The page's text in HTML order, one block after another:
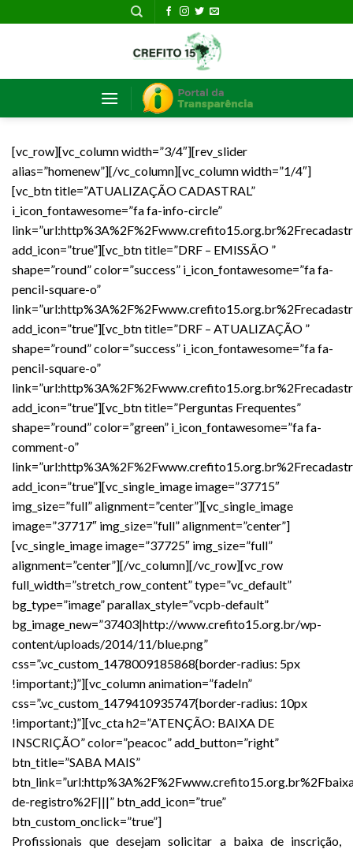
[vc_row][vc_column width=”3/4″][rev_slider
alias=”homenew”][/vc_column][vc_column width=”1/4″]
[vc_btn title=”ATUALIZAÇÃO CADASTRAL”
i_icon_fontawesome=”fa fa-info-circle”
add_icon=”true”][vc_btn title=”DRF – EMISSÃO ”
shape=”round” color=”success” i_icon_fontawesome=”fa fa-
pencil-square-o”
add_icon=”true”][vc_btn title=”DRF – ATUALIZAÇÃO ”
shape=”round” color=”success” i_icon_fontawesome=”fa fa-
pencil-square-o”
add_icon=”true”][vc_btn title=”Perguntas Frequentes”
shape=”round” color=”green” i_icon_fontawesome=”fa fa-
comment-o”
add_icon=”true”][vc_single_image image=”37715″
img_size=”full” alignment=”center”][vc_single_image
image=”37717″ img_size=”full” alignment=”center”]
[vc_single_image image=”37725″ img_size=”full”
alignment=”center”][/vc_column][/vc_row][vc_row
full_width=”stretch_row_content” type=”vc_default”
bg_type=”image” parallax_style=”vcpb-default”
bg_image_new=”37403|http://www.crefito15.org.br/wp-
content/uploads/2014/11/blue.png”
css=”.vc_custom_1478009185868{border-radius: 5px
!important;}”][vc_column animation=”fadeIn”
css=”.vc_custom_1479410935747{border-radius: 10px
!important;}”][vc_cta h2=”ATENÇÃO: BAIXA DE
INSCRIÇÃO” color=”peacoc” add_button=”right”
btn_title=”SABA MAIS”
de-registro%2F|||” btn_add_icon=”true”
btn_custom_onclick=”true”]
Profissionais que desejam solicitar a baixa de inscrição,